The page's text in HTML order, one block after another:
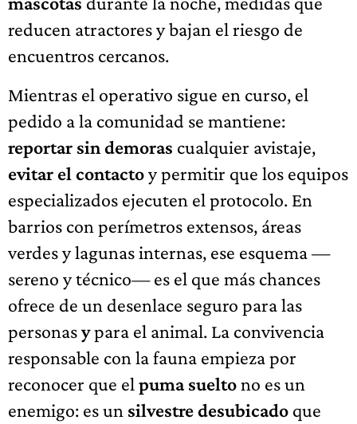
reducen atractores y bajan el riesgo de
encuentros cercanos.
Mientras el operativo sigue en curso, el
pedido a la comunidad se mantiene:
reportar sin demoras cualquier avistaje,
evitar el contactoy permitir que los equipos
especializados ejecuten el protocolo. En
barrios con perímetros extensos, áreas
verdes y lagunas internas, ese esquema —
sereno y técnico— es el que más chances
ofrece de un desenlace seguro para las
personasypara el animal. La convivencia
responsable con la fauna empieza por
reconocer que el puma sueltono es un
enemigo: es un silvestre desubicado que